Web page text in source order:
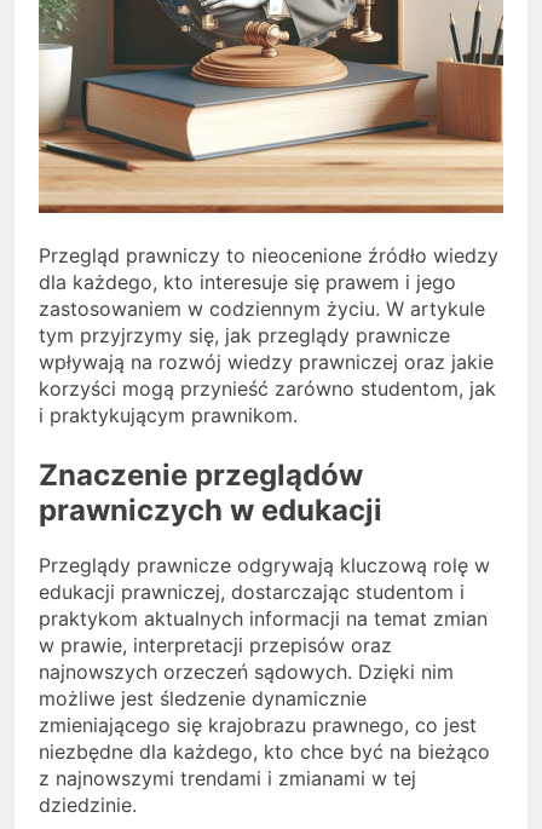
Przegląd prawniczy to nieocenione źródło wiedzy
dla każdego, kto interesuje się prawem i jego
zastosowaniem w codziennym życiu. W artykule
tym przyjrzymy się, jak przeglądy prawnicze
wpływają na rozwój wiedzy prawniczej oraz jakie
korzyści mogą przynieść zarówno studentom, jak
i praktykującym prawnikom.
Znaczenie przeglądów
prawniczych w edukacji
Przeglądy prawnicze odgrywają kluczową rolę w
edukacji prawniczej, dostarczając studentom i
praktykom aktualnych informacji na temat zmian
w prawie, interpretacji przepisów oraz
najnowszych orzeczeń sądowych. Dzięki nim
możliwe jest śledzenie dynamicznie
zmieniającego się krajobrazu prawnego, co jest
niezbędne dla każdego, kto chce być na bieżąco
z najnowszymi trendami i zmianami w tej
dziedzinie.